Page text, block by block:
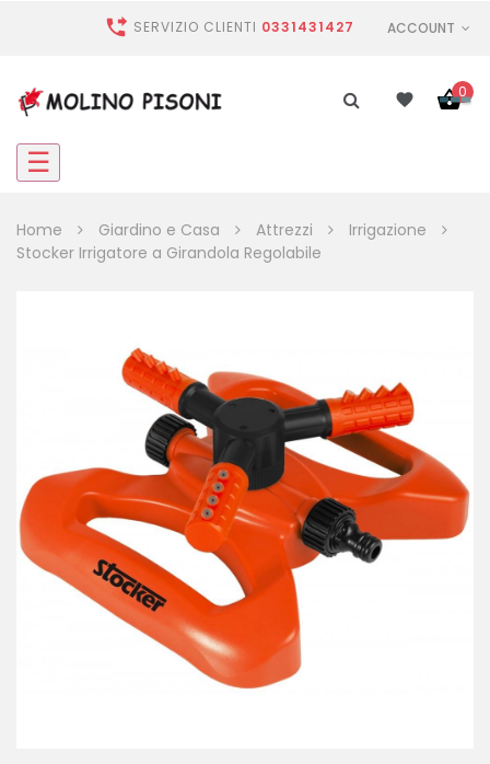
 SERVIZIO CLIENTI 0331431427 ACCOUNT
0
navigazione
☰
Home Giardino e Casa Attrezzi
Irrigazione
Stocker Irrigatore a Girandola Regolabile